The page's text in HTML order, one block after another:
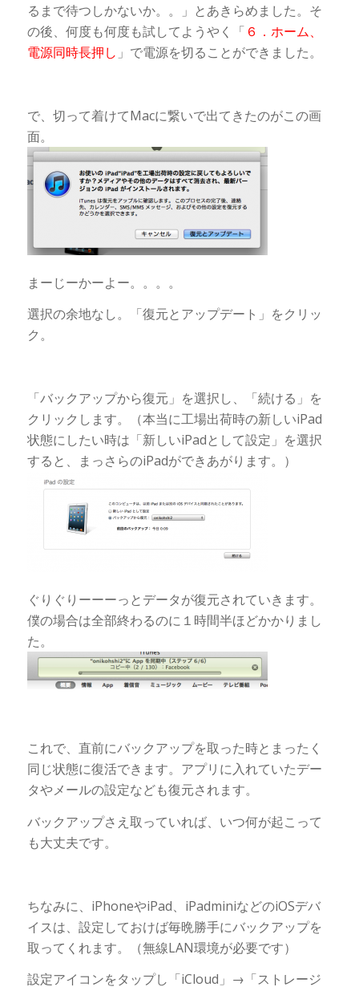
るまで待つしかないか。。」とあきらめました。そ
の後、何度も何度も試してようやく「 ６．ホーム、
電源同時長押し 」で電源を切ることができました。
で、切って着けてMacに繋いで出てきたのがこの画
面。
まーじーかーよー。。。。
選択の余地なし。「復元とアップデート」をクリッ
ク。
「バックアップから復元」を選択し、「続ける」を
クリックします。（本当に工場出荷時の新しいiPad
状態にしたい時は「新しいiPadとして設定」を選択
すると、まっさらのiPadができあがります。）
ぐりぐりーーーっとデータが復元されていきます。
僕の場合は全部終わるのに１時間半ほどかかりまし
た。
これで、直前にバックアップを取った時とまったく
同じ状態に復活できます。アプリに入れていたデー
タやメールの設定なども復元されます。
バックアップさえ取っていれば、いつ何が起こって
も大丈夫です。
ちなみに、iPhoneやiPad、iPadminiなどのiOSデバ
イスは、設定しておけば毎晩勝手にバックアップを
取ってくれます。（無線LAN環境が必要です）
設定アイコンをタップし「iCloud」→「ストレージ